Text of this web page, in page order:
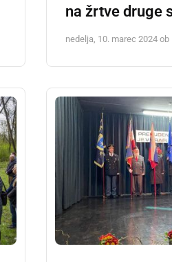
na žrtve druge
nedelja, 10. marec 2024 ob